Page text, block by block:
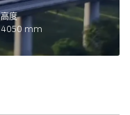
高度
4050 mm